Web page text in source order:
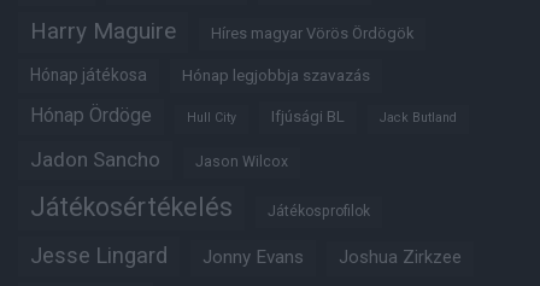
Harry Maguire Híres magyar Vörös Ördögök
Hónap játékosa Hónap legjobbja szavazás
Hónap Ördöge Hull City Ifjúsági BL Jack Butland
Jadon Sancho Jason Wilcox
Játékosértékelés Játékosprofilok
Jesse Lingard Jonny Evans Joshua Zirkzee